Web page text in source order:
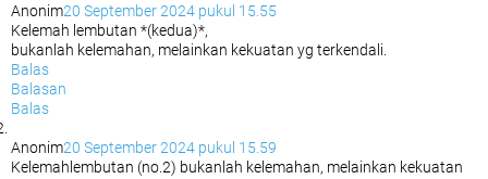
Anonim20 September 2024 pukul 15.55
Kelemah lembutan *(kedua)*,
bukanlah kelemahan, melainkan kekuatan yg terkendali.
Balas
Balasan
Balas
Anonim20 September 2024 pukul 15.59
Kelemahlembutan (no.2) bukanlah kelemahan, melainkan kekuatan